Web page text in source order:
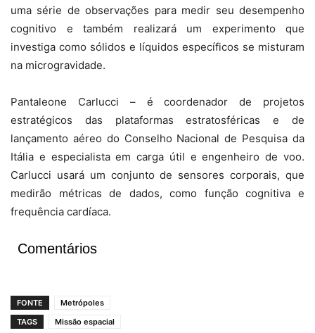
uma série de observações para medir seu desempenho
cognitivo e também realizará um experimento que
investiga como sólidos e líquidos específicos se misturam
na microgravidade.
Pantaleone Carlucci – é coordenador de projetos
estratégicos das plataformas estratosféricas e de
lançamento aéreo do Conselho Nacional de Pesquisa da
Itália e especialista em carga útil e engenheiro de voo.
Carlucci usará um conjunto de sensores corporais, que
medirão métricas de dados, como função cognitiva e
frequência cardíaca.
Comentários
FONTE
Metrópoles
TAGS
Missão espacial